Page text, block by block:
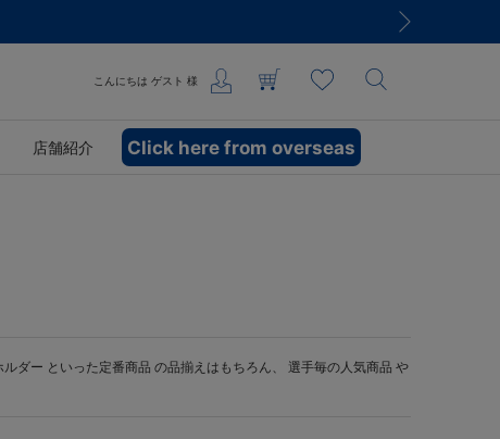
こんにちは ゲスト 様
店舗紹介 Click here from overseas
ルダー といった定番商品 の品揃えはもちろん、 選手毎の人気商品 や